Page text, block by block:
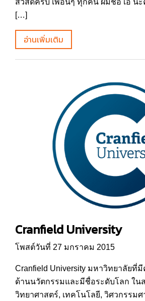
สวัสดีครับ เพื่อนๆ ทุกคน ผมชื่อ เอ น
[…]
อ่านเพิ่มเติม
Cranfield University
โพสต์วันที่ 27 มกราคม 2015
Cranfield University มหาวิทยาลัยที่
ด้านนวัตกรรมและมีชื่อระดับโลก ใน
วิทยาศาสตร์, เทคโนโลยี, วิศวกรรม